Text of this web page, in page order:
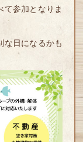
て参加となりま
な日になるかも